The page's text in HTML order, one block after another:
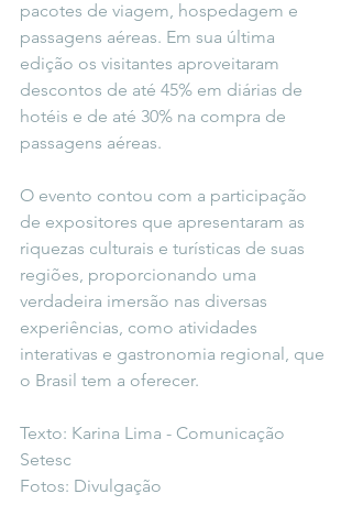
pacotes de viagem, hospedagem e
passagens aéreas. Em sua última
edição os visitantes aproveitaram
descontos de até 45% em diárias de
hotéis e de até 30% na compra de
passagens aéreas.
O evento contou com a participação
de expositores que apresentaram as
riquezas culturais e turísticas de suas
regiões, proporcionando uma
verdadeira imersão nas diversas
experiências, como atividades
interativas e gastronomia regional, que
o Brasil tem a oferecer.
Texto: Karina Lima - Comunicação
Setesc
Fotos: Divulgação